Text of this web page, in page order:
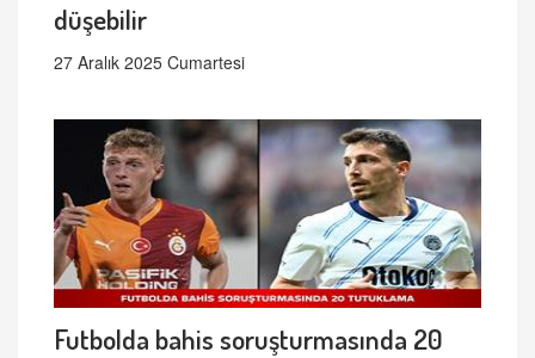
düşebilir
27 Aralık 2025 Cumartesi
Futbolda bahis soruşturmasında 20